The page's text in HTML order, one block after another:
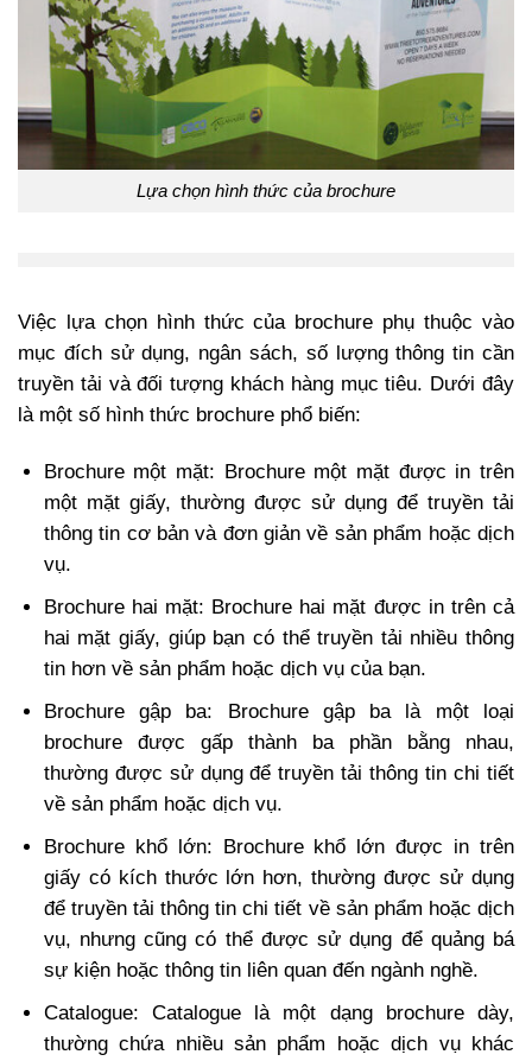
Lựa chọn hình thức của brochure
Việc lựa chọn hình thức của brochure phụ thuộc vào
mục đích sử dụng, ngân sách, số lượng thông tin cần
truyền tải và đối tượng khách hàng mục tiêu. Dưới đây
là một số hình thức brochure phổ biến:
Brochure một mặt: Brochure một mặt được in trên
một mặt giấy, thường được sử dụng để truyền tải
thông tin cơ bản và đơn giản về sản phẩm hoặc dịch
vụ.
Brochure hai mặt: Brochure hai mặt được in trên cả
hai mặt giấy, giúp bạn có thể truyền tải nhiều thông
tin hơn về sản phẩm hoặc dịch vụ của bạn.
Brochure gập ba: Brochure gập ba là một loại
brochure được gấp thành ba phần bằng nhau,
thường được sử dụng để truyền tải thông tin chi tiết
về sản phẩm hoặc dịch vụ.
Brochure khổ lớn: Brochure khổ lớn được in trên
giấy có kích thước lớn hơn, thường được sử dụng
để truyền tải thông tin chi tiết về sản phẩm hoặc dịch
vụ, nhưng cũng có thể được sử dụng để quảng bá
sự kiện hoặc thông tin liên quan đến ngành nghề.
Catalogue: Catalogue là một dạng brochure dày,
thường chứa nhiều sản phẩm hoặc dịch vụ khác